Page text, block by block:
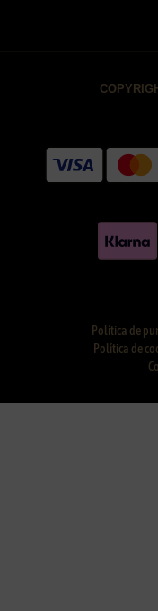
Política de
Política de